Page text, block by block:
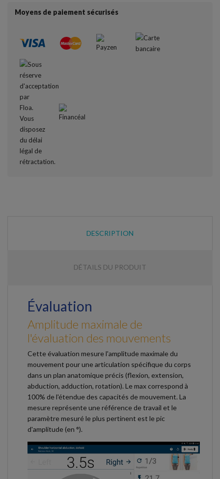
Moyens de paiement sécurisés
DESCRIPTION
DÉTAILS DU PRODUIT
Évaluation
Amplitude maximale de
l'évaluation des mouvements
Cette évaluation mesure l'amplitude maximale du
mouvement pour une articulation spécifique du corps
dans un plan anatomique précis (flexion, extension,
abduction, adduction, rotation). Le max correspond à
100% de l'étendue des capacités de mouvement. La
mesure représente une référence de travail et le
paramètre mesuré le plus pertinent est le pic
d'amplitude (en °).